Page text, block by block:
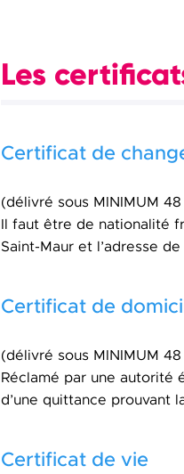
Les
Certificat de
(délivré sous MINIMUM 48
Il faut être de nationalité
Saint-Maur et l’adresse
Certificat de
(délivré sous MINIMUM 48
Réclamé par une autorité
d’une quittance prouvant
Certificat de vie